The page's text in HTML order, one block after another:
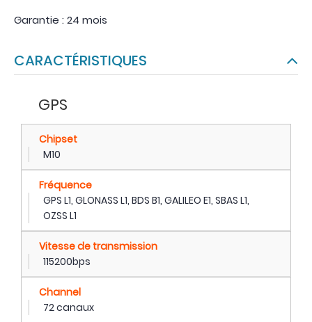
Garantie : 24 mois
CARACTÉRISTIQUES
GPS
Chipset
M10
Fréquence
GPS L1, GLONASS L1, BDS B1, GALILEO E1, SBAS L1,
OZSS L1
Vitesse de transmission
115200bps
Channel
72 canaux